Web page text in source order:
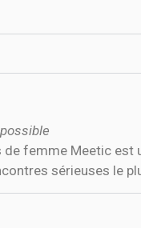
femme Meetic
sérieuses le